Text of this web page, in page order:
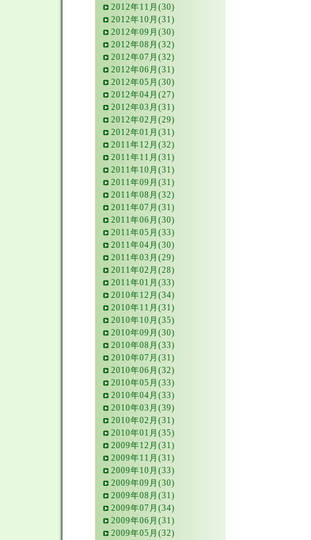
2012年11月(30)
2012年10月(31)
2012年09月(30)
2012年08月(32)
2012年07月(32)
2012年06月(31)
2012年05月(30)
2012年04月(27)
2012年03月(31)
2012年02月(29)
2012年01月(31)
2011年12月(32)
2011年11月(31)
2011年10月(31)
2011年09月(31)
2011年08月(32)
2011年07月(31)
2011年06月(30)
2011年05月(33)
2011年04月(30)
2011年03月(29)
2011年02月(28)
2011年01月(33)
2010年12月(34)
2010年11月(31)
2010年10月(35)
2010年09月(30)
2010年08月(33)
2010年07月(31)
2010年06月(32)
2010年05月(33)
2010年04月(33)
2010年03月(39)
2010年02月(31)
2010年01月(35)
2009年12月(31)
2009年11月(31)
2009年10月(33)
2009年09月(30)
2009年08月(31)
2009年07月(34)
2009年06月(31)
2009年05月(32)